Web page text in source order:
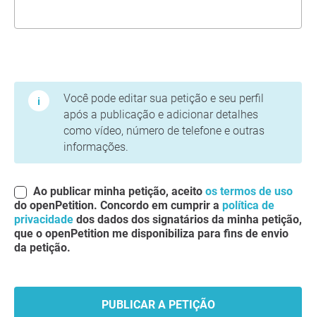
Você pode editar sua petição e seu perfil
após a publicação e adicionar detalhes
como vídeo, número de telefone e outras
informações.
Ao publicar minha petição, aceito os termos de uso
do openPetition. Concordo em cumprir a política de
privacidade dos dados dos signatários da minha petição,
que o openPetition me disponibiliza para fins de envio
da petição.
PUBLICAR A PETIÇÃO